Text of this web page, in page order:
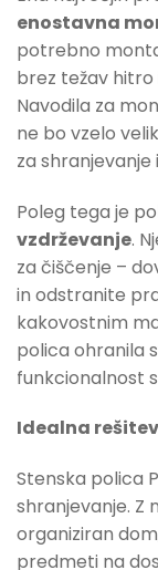
enostavna
potrebno
brez težav
Navodila za
ne bo vzelo
za
Poleg tega je
vzdrževanje.
za čiščenje –
in odstranite
kakovostnim
polica ohranila
funkcionalnost
Idealna
Stenska polica
shranjevanje. Z
organiziran
predmeti na